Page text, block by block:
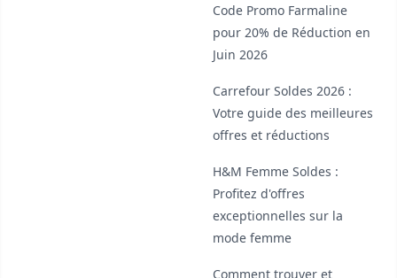
Code Promo Farmaline
pour 20% de Réduction en
Juin 2026
Carrefour Soldes 2026 :
Votre guide des meilleures
offres et réductions
H&M Femme Soldes :
Profitez d'offres
exceptionnelles sur la
mode femme
Comment trouver et